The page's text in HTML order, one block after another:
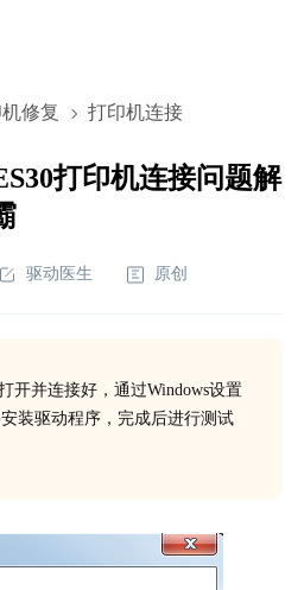
修复 打印机连接
打印机连接问题解
驱动医生 原创
开并连接好，通过Windows设置
装驱动程序，完成后进行测试